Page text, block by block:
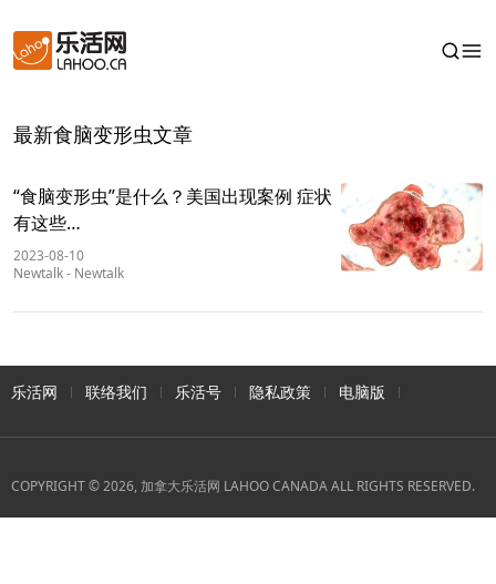
最新食脑变形虫文章
“食脑变形虫”是什么？美国出现案例 症状
有这些…
2023-08-10
Newtalk- Newtalk
乐活网 联络我们 乐活号 隐私政策 电脑版
COPYRIGHT © 2026, 加拿大乐活网 LAHOO CANADA ALL RIGHTS RESERVED.